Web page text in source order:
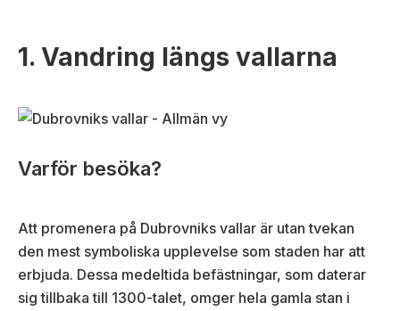
1. Vandring längs vallarna
Varför besöka?
Att promenera på Dubrovniks vallar är utan tvekan
den mest symboliska upplevelse som staden har att
erbjuda. Dessa medeltida befästningar, som daterar
sig tillbaka till 1300-talet, omger hela gamla stan i